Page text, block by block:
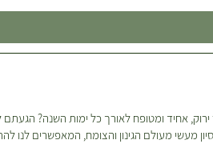
אחיד ומטופח לאורך כל ימות השנה? הגעתם
מעשי מעולם הגינון והצומח, המאפשרים לנו